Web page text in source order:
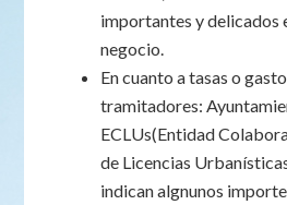
importantes y delicados
negocio.
En cuanto a tasas o
tramitadores:
ECLUs(Entidad
de Licencias
indican algnunos